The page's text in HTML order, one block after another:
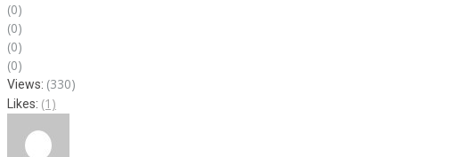
(0)
(0)
(0)
(0)
Views: (330)
Likes: (1)